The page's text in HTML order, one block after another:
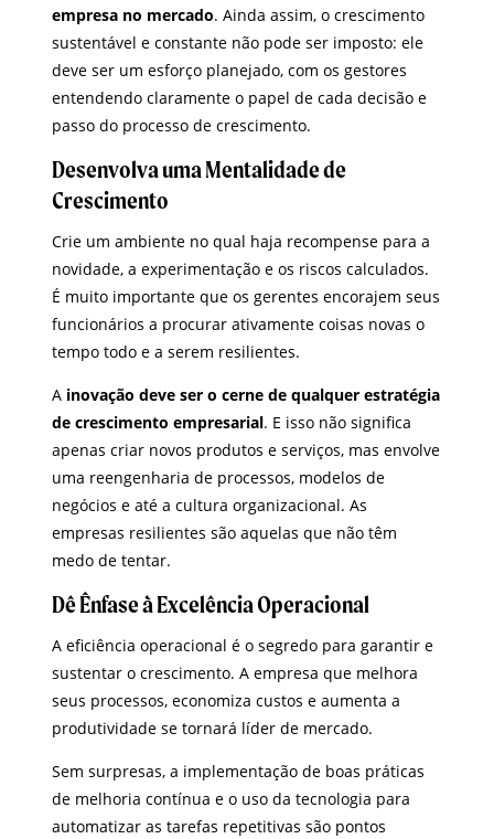
empresa no mercado. Ainda assim, o crescimento
sustentável e constante não pode ser imposto: ele
deve ser um esforço planejado, com os gestores
entendendo claramente o papel de cada decisão e
passo do processo de crescimento.
Desenvolva uma Mentalidade de
Crescimento
Crie um ambiente no qual haja recompense para a
novidade, a experimentação e os riscos calculados.
É muito importante que os gerentes encorajem seus
funcionários a procurar ativamente coisas novas o
tempo todo e a serem resilientes.
A inovação deve ser o cerne de qualquer estratégia
de crescimento empresarial. E isso não significa
apenas criar novos produtos e serviços, mas envolve
uma reengenharia de processos, modelos de
negócios e até a cultura organizacional. As
empresas resilientes são aquelas que não têm
medo de tentar.
Dê Ênfase à Excelência Operacional
A eficiência operacional é o segredo para garantir e
sustentar o crescimento. A empresa que melhora
seus processos, economiza custos e aumenta a
produtividade se tornará líder de mercado.
Sem surpresas, a implementação de boas práticas
de melhoria contínua e o uso da tecnologia para
automatizar as tarefas repetitivas são pontos